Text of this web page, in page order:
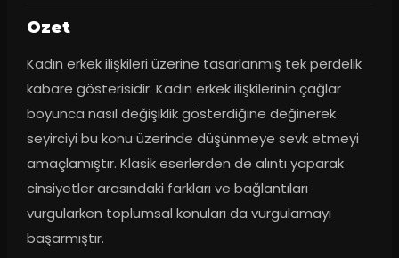
Ozet
Kadın erkek ilişkileri üzerine tasarlanmış tek perdelik
kabare gösterisidir. Kadın erkek ilişkilerinin çağlar
boyunca nasıl değişiklik gösterdiğine değinerek
seyirciyi bu konu üzerinde düşünmeye sevk etmeyi
amaçlamıştır. Klasik eserlerden de alıntı yaparak
cinsiyetler arasındaki farkları ve bağlantıları
vurgularken toplumsal konuları da vurgulamayı
başarmıştır.